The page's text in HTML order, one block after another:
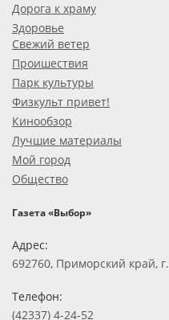
Дорога к храму
Здоровье
Свежий ветер
Проишествия
Парк культуры
Физкульт привет!
Кинообзор
Лучшие материалы
Мой город
Общество
Газета «Выбор»
Адрес:
692760, Приморский край,
Телефон:
(42337) 4-24-52